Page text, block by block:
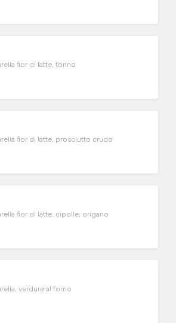
fior di latte, tonno
fior di latte, prosciutto crudo
fior di latte, cipolle, origano
verdure al forno